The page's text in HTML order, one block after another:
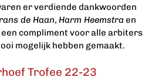
er verdiende dankwoorden
de Haan, Harm Heemstraen
een compliment voor alle arbiters
mogelijk hebben gemaakt.
Trofee 22-23